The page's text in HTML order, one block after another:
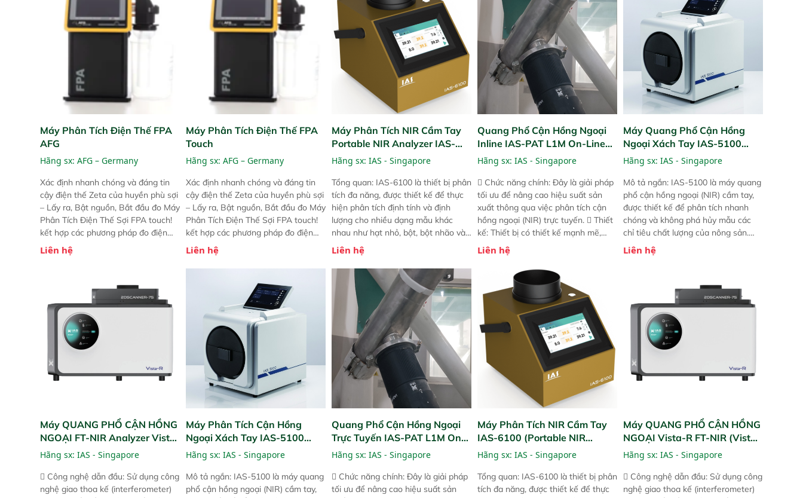
Máy Phân Tích Điện Thế FPA
AFG
Hãng sx: AFG – Germany
Xác định nhanh chóng và đáng tin
cậy điện thế Zeta của huyền phù sợi
– Lấy ra, Bật nguồn, Bắt đầu đo Máy
Phân Tích Điện Thế Sợi FPA touch!
kết hợp các phương pháp đo điện
thế Zeta đã được chứng minh với sự
đơn giản tuyệt vời trong thao tác và
trước đó. Nhưng so với các phiên
bản trước, FPA touch! nhỏ hơn và
nhẹ hơn đáng kể, đồng thời được
nâng cấp với các tính năng mới.
Liên hệ
Máy Phân Tích Điện Thế FPA
Touch
Hãng sx: AFG – Germany
Xác định nhanh chóng và đáng tin
cậy điện thế Zeta của huyền phù sợi
– Lấy ra, Bật nguồn, Bắt đầu đo Máy
Phân Tích Điện Thế Sợi FPA touch!
kết hợp các phương pháp đo điện
thế Zeta đã được chứng minh với sự
đơn giản tuyệt vời trong thao tác và
vận hành của các phiên bản FPA
trước đó. Nhưng so với các phiên
bản trước, FPA touch! nhỏ hơn và
nhẹ hơn đáng kể, đồng thời được
nâng cấp với các tính năng mới.
Liên hệ
Máy Phân Tích NIR Cầm Tay
Portable NIR Analyzer IAS-
6100
Hãng sx: IAS - Singapore
Tổng quan: IAS-6100 là thiết bị phân
tích đa năng, được thiết kế để thực
hiện phân tích định tính và định
lượng cho nhiều dạng mẫu khác
nhau như hạt nhỏ, bột, bột nhão và
chất lỏng. Thiết bị này cho phép bất
kỳ ai cũng có thể thực hiện phân tích
đa thành phần chỉ với một nút bấm
đơn giản, mọi lúc, mọi nơi. Chuyên
dùng : phân tích mẫu nguyên liệu
thức ăn chăn nuôi, nguyên liệu thực
phẩm, nông sản,..
Liên hệ
Quang Phổ Cận Hồng Ngoại
Inline IAS-PAT L1M On-Line
NIR
Hãng sx: IAS - Singapore
 Chức năng chính: Đây là giải pháp
tối ưu để nâng cao hiệu suất sản
xuất thông qua việc phân tích cận
hồng ngoại (NIR) trực tuyến.  Thiết
kế: Thiết bị có thiết kế mạnh mẽ,
mô-đun hóa, hỗ trợ tản nhiệt tăng
cường và đã qua kiểm tra áp suất
nghiêm ngặt.  Cam kết: Mang lại
khả năng theo dõi thông số theo
thời gian thực và trực quan hóa dữ
liệu để tăng chỉ số ROI cho doanh
nghiệp.
Liên hệ
Máy Quang Phổ Cận Hồng
Ngoại Xách Tay IAS-5100
Portable NIR Analyzer
Hãng sx: IAS - Singapore
Mô tả ngắn: IAS-5100 là máy quang
phổ cận hồng ngoại (NIR) cầm tay,
được thiết kế để phân tích nhanh
chóng và không phá hủy mẫu các
chỉ tiêu chất lượng của nông sản.
Phạm vi sử dụng: Thiết bị linh hoạt
cho nhiều kịch bản khác nhau như
xuất hoặc trực tiếp ngoài đồng
Liên hệ
Máy QUANG PHỔ CẬN HỒNG
NGOẠI FT-NIR Analyzer Vista-
R
Hãng sx: IAS - Singapore
 Công nghệ dẫn đầu: Sử dụng công
nghệ giao thoa kế (interferometer)
Máy Phân Tích Cận Hồng
Ngoại Xách Tay IAS-5100
(Portable NIR Analyzer)
Hãng sx: IAS - Singapore
Mô tả ngắn: IAS-5100 là máy quang
phổ cận hồng ngoại (NIR) cầm tay,
Quang Phổ Cận Hồng Ngoại
Trực Tuyến IAS-PAT L1M On-
Line NIR
Hãng sx: IAS - Singapore
 Chức năng chính: Đây là giải pháp
tối ưu để nâng cao hiệu suất sản
Máy Phân Tích NIR Cầm Tay
IAS-6100 (Portable NIR
Analyzer)
Hãng sx: IAS - Singapore
Tổng quan: IAS-6100 là thiết bị phân
tích đa năng, được thiết kế để thực
Máy QUANG PHỔ CẬN HỒNG
NGOẠI Vista-R FT-NIR (Vista-
R FT-NIR Analyzer)
Hãng sx: IAS - Singapore
 Công nghệ dẫn đầu: Sử dụng công
nghệ giao thoa kế (interferometer)